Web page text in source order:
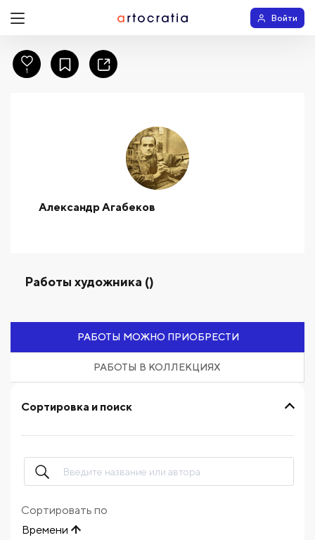
Войти
Александр Агабеков
Работы художника ()
РАБОТЫ МОЖНО ПРИОБРЕСТИ
РАБОТЫ В КОЛЛЕКЦИЯХ
Сортировка и поиск
Сортировать по
Времени
1